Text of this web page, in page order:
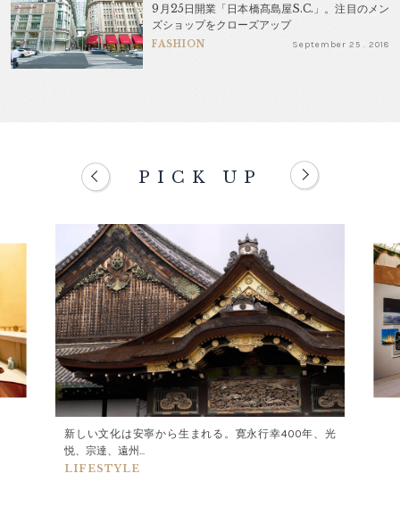
9月25日開業「日本橋髙島屋S.C.」。注目のメン
ズショップをクローズアップ
FASHION September 25 . 2018
PICK UP
新しい文化は安寧から生まれる。寛永行幸400年、光
悦、宗達、遠州...
LIFESTYLE